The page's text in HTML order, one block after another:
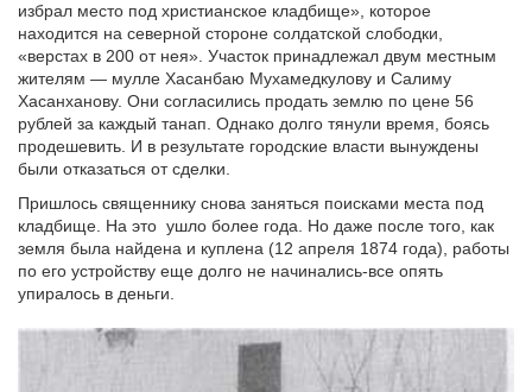
избрал место под христианское кладбище», которое
находится на северной стороне солдатской слободки,
«верстах в 200 от нея». Участок принадлежал двум местным
жителям — мулле Хасанбаю Мухамедкулову и Салиму
Хасанханову. Они согласились продать землю по цене 56
рублей за каждый танап. Однако долго тянули время, боясь
продешевить. И в результате городские власти вынуждены
были отказаться от сделки.
Пришлось священнику снова заняться поисками места под
кладбище. На это ушло более года. Но даже после того, как
земля была найдена и куплена (12 апреля 1874 года), работы
по его устройству еще долго не начинались-все опять
упиралось в деньги.